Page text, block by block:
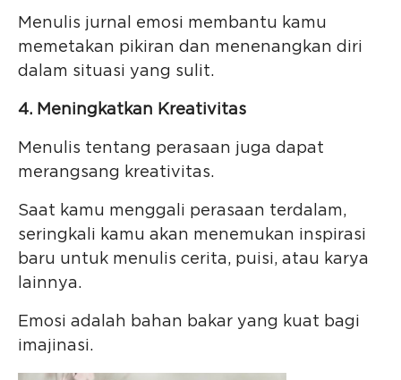
Menulis jurnal emosi membantu kamu
memetakan pikiran dan menenangkan diri
dalam situasi yang sulit.
4. Meningkatkan Kreativitas
Menulis tentang perasaan juga dapat
merangsang kreativitas.
Saat kamu menggali perasaan terdalam,
seringkali kamu akan menemukan inspirasi
baru untuk menulis cerita, puisi, atau karya
lainnya.
Emosi adalah bahan bakar yang kuat bagi
imajinasi.